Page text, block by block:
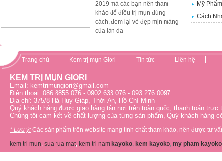
2019 mà các bạn nên tham
khảo để điều trị mụn đúng
cách, đem lại vẻ đẹp mịn màng
của làn da
Mỹ
Cách
Trang chủ Kem trị mụn Giori Tin tức Liên hệ
KEM TRỊ MỤN GIORI
Email: kemtrimungiori@gmail.com
Điện thoại: 086 8855 076 - 0902 633 076 - 093 276 0097
Địa chỉ: 375/8 Hà Huy Giáp, Thới An, Hồ Chí Minh
Quý khách hàng được giao hàng tận nơi trên toàn quốc, thanh toán
Chúng tôi cam kết về chất lượng của từng sản phẩm, Quý khách hàng
-
* Lưu ý: Các sản phẩm trên website mang tính chất tham khảo, nên được tư
-
kem tri mun, sua rua mat, kem tri nam kayoko, kem kayoko, my pham kayoko